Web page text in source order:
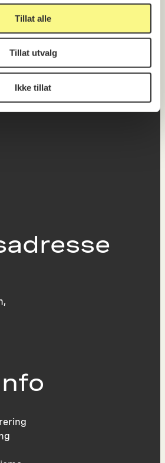
Tillat alle
Tillat utvalg
Ikke tillat